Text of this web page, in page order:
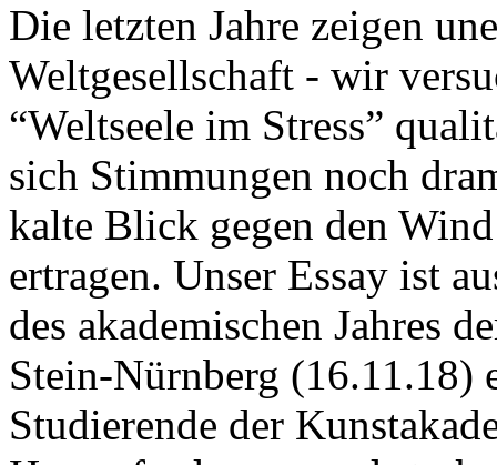
Die letzten Jahre zeigen
Weltgesellschaft - wir
“Weltseele im Stress”
sich Stimmungen noch
kalte Blick gegen den
ertragen. Unser Essay ist
des akademischen Jahres
Stein-Nürnberg (16.11.18)
Studierende der